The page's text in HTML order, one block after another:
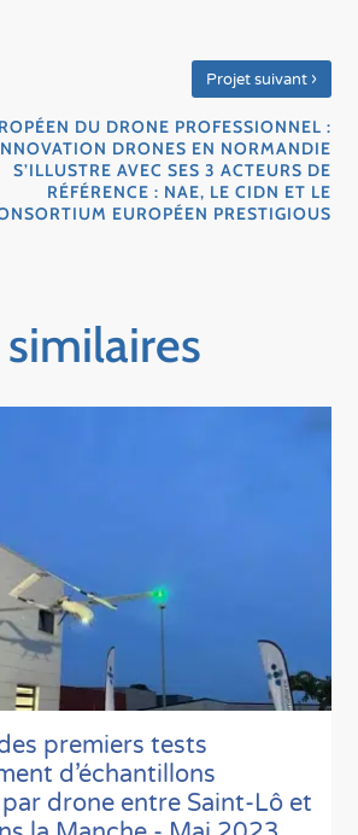
Projet suivant ›
DU DRONE PROFESSIONNEL :
DRONES EN NORMANDIE
S’ILLUSTRE AVEC SES 3 ACTEURS DE
RÉFÉRENCE : NAE, LE CIDN ET LE
EUROPÉEN PRESTIGIOUS
premiers tests
d’échantillons
drone entre Saint-Lô et